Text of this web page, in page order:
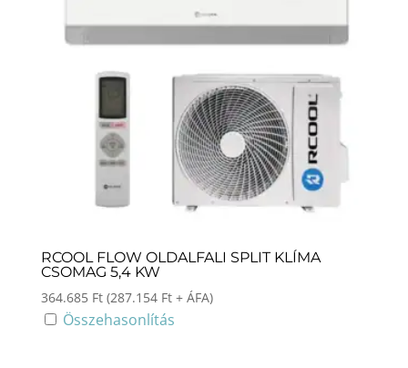
RCOOL FLOW OLDALFALI SPLIT KLÍMA
CSOMAG 5,4 KW
364.685 Ft (287.154 Ft+ ÁFA)
Összehasonlítás